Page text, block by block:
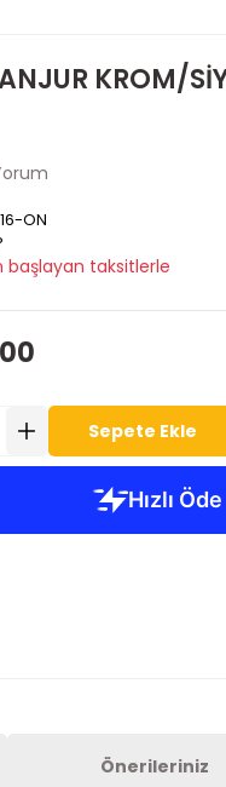
KROM/
ON
başlayan taksitlerle
Sepete Ekle
Önerileriniz